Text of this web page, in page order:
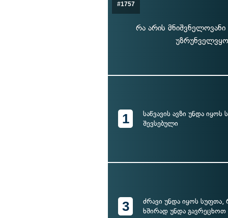
#1757
რა არის
1
საწვავის ავზი უნდა
შევსებული
3
ძრავი უნდა იყოს სუფთა,
ხშირად უნდა გავრეცხოთ